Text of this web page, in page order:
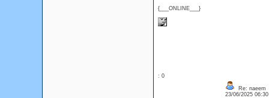
{___ONLINE___}
: 0
Re: naeem
23/06/2025